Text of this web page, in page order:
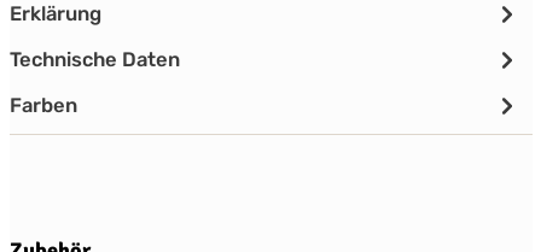
Erklärung
Technische Daten
Farben
Produktgalerie überspringen